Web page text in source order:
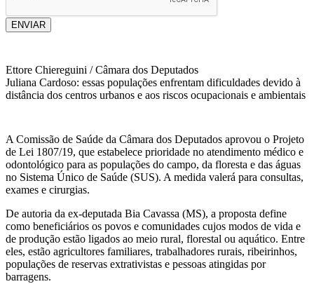
ENVIAR
Ettore Chiereguini / Câmara dos Deputados
Juliana Cardoso: essas populações enfrentam dificuldades devido à
distância dos centros urbanos e aos riscos ocupacionais e ambientais
A Comissão de Saúde da Câmara dos Deputados aprovou o Projeto
de Lei 1807/19, que estabelece prioridade no atendimento médico e
odontológico para as populações do campo, da floresta e das águas
no Sistema Único de Saúde (SUS). A medida valerá para consultas,
exames e cirurgias.
De autoria da ex-deputada Bia Cavassa (MS), a proposta define
como beneficiários os povos e comunidades cujos modos de vida e
de produção estão ligados ao meio rural, florestal ou aquático. Entre
eles, estão agricultores familiares, trabalhadores rurais, ribeirinhos,
populações de reservas extrativistas e pessoas atingidas por
barragens.